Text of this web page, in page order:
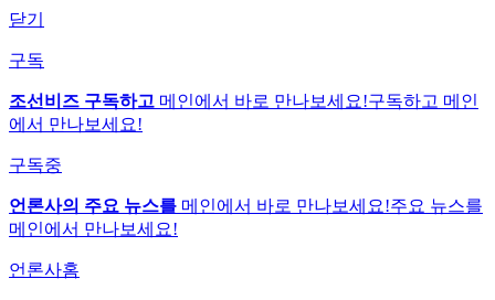
닫기
구독
조선비즈 구독하고 메인에서 바로 만나보세요!구독하고 메인
에서 만나보세요!
구독중
언론사의 주요 뉴스를 메인에서 바로 만나보세요!주요 뉴스를
메인에서 만나보세요!
언론사홈